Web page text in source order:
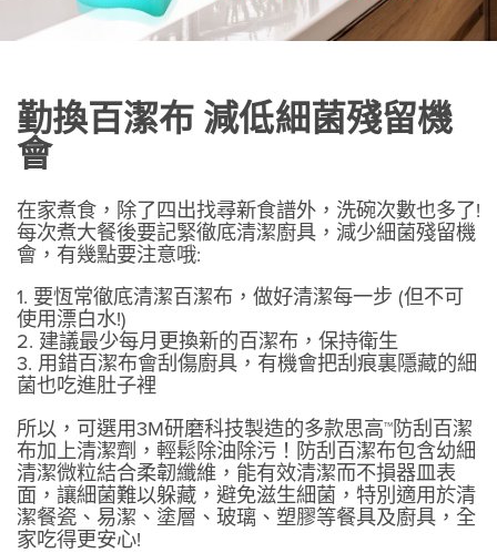
勤換百潔布 減低細菌殘留機
會
在家煮食，除了四出找尋新食譜外，洗碗次數也多了!
每次煮大餐後要記緊徹底清潔廚具，減少細菌殘留機
會，有幾點要注意哦:
1. 要恆常徹底清潔百潔布，做好清潔每一步 (但不可
使用漂白水!)
2. 建議最少每月更換新的百潔布，保持衛生
3. 用錯百潔布會刮傷廚具，有機會把刮痕裏隱藏的細
菌也吃進肚子裡
所以，可選用3M研磨科技製造的多款思高™防刮百潔
布加上清潔劑，輕鬆除油除污！防刮百潔布包含幼細
清潔微粒結合柔韌纖維，能有效清潔而不損器皿表
面，讓細菌難以躲藏，避免滋生細菌，特別適用於清
潔餐瓷、易潔、塗層、玻璃、塑膠等餐具及廚具，全
家吃得更安心!